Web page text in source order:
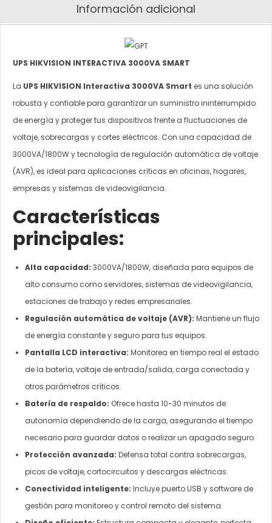
Información adicional
UPS HIKVISION INTERACTIVA 3000VA SMART
La UPS HIKVISION Interactiva 3000VA Smart es una solución
robusta y confiable para garantizar un suministro ininterrumpido
de energía y proteger tus dispositivos frente a fluctuaciones de
voltaje, sobrecargas y cortes eléctricos. Con una capacidad de
3000VA/1800W y tecnología de regulación automática de voltaje
(AVR), es ideal para aplicaciones críticas en oficinas, hogares,
empresas y sistemas de videovigilancia.
Características
principales:
Alta capacidad: 3000VA/1800W, diseñada para equipos de
alto consumo como servidores, sistemas de videovigilancia,
estaciones de trabajo y redes empresariales.
Regulación automática de voltaje (AVR): Mantiene un flujo
de energía constante y seguro para tus equipos.
Pantalla LCD interactiva: Monitorea en tiempo real el estado
de la batería, voltaje de entrada/salida, carga conectada y
otros parámetros críticos.
Batería de respaldo: Ofrece hasta 10-30 minutos de
autonomía dependiendo de la carga, asegurando el tiempo
necesario para guardar datos o realizar un apagado seguro.
Protección avanzada: Defensa total contra sobrecargas,
picos de voltaje, cortocircuitos y descargas eléctricas.
Conectividad inteligente: Incluye puerto USB y software de
gestión para monitoreo y control remoto del sistema.